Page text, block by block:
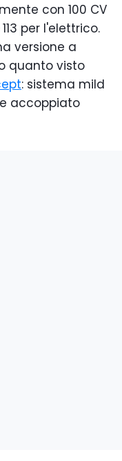
con 100 CV
per l'elettrico.
versione a
quanto visto
: sistema mild
accoppiato